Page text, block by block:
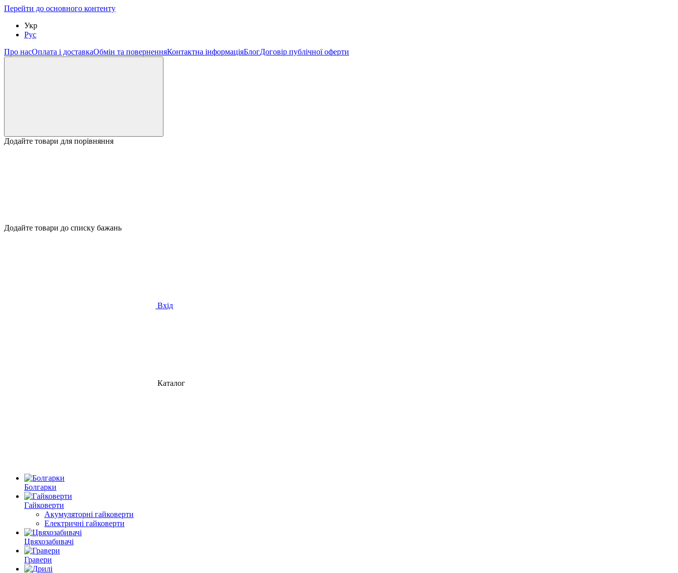
Перейти до основного контенту
Укр
Рус
Про насОплата і доставкаОбмін та поверненняКонтактна інформаціяБлогДоговір публічної оферти
Додайте товари для порівняння
Додайте товари до списку бажань
Вхід
Каталог
Болгарки
Гайковерти
Акумуляторні гайковерти
Електричні гайковерти
Цвяхозабивачі
Гравери